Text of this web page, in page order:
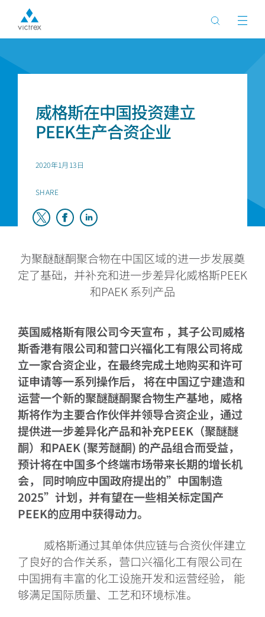
威格斯在中国投资建立
PEEK生产合资企业
2020年1月13日
SHARE
为聚醚醚酮聚合物在中国区域的进一步发展奠
定了基础，并补充和进一步差异化威格斯PEEK
和PAEK 系列产品
英国威格斯有限公司今天宣布 ，其子公司威格
斯香港有限公司和营口兴福化工有限公司将成
立一家合资企业，在最终完成土地购买和许可
证申请等一系列操作后， 将在中国辽宁建造和
运营一个新的聚醚醚酮聚合物生产基地，威格
斯将作为主要合作伙伴并领导合资企业，通过
提供进一步差异化产品和补充PEEK（聚醚醚
酮）和PAEK (聚芳醚酮) 的产品组合而受益，
预计将在中国多个终端市场带来长期的增长机
会， 同时响应中国政府提出的”中国制造
2025”计划，并有望在一些相关标定国产
PEEK的应用中获得动力。
威格斯通过其单体供应链与合资伙伴建立
了良好的合作关系，营口兴福化工有限公司在
中国拥有丰富的化工设施开发和运营经验， 能
够满足国际质量、工艺和环境标准。